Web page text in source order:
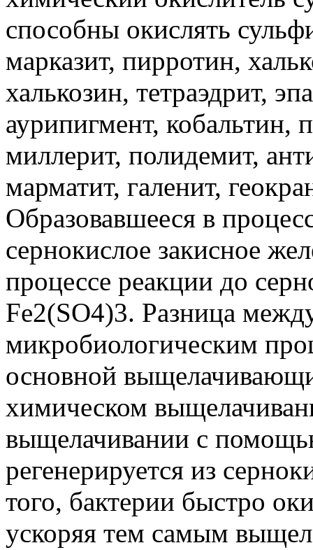
способны окислять
марказит, пирротин,
халькозин, тетраэдрит,
аурипигмент, кобальтин,
миллерит, полидемит,
марматит, галенит,
Образовавшееся в
сернокислое закисное
процессе реакции до
Fе2(SO4)3. Разница
микробиологическим
основной
химическом
выщелачивании с
регенерируется из
того, бактерии быстро
ускоряя тем самым